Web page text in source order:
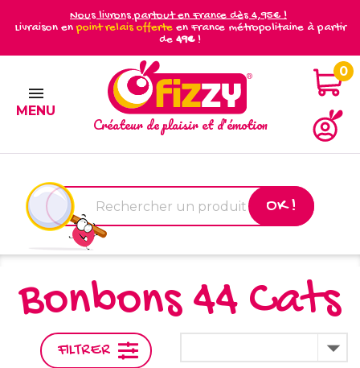
Nous livrons partout en France dès 4,95€ !
Livraison enpoint relais offerteen France métropolitaine à partir
de 49€!

MENU
0
Créateur de plaisir et d'émotion
OK !
Bonbons 44 Cats
FILTRER 